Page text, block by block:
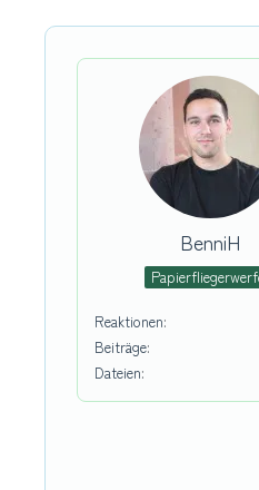
BenniH
Reaktionen
Beiträge
Dateien